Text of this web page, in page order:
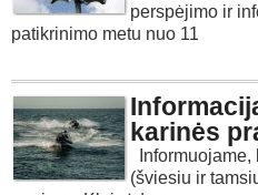
perspėjimo ir
patikrinimo metu nuo 11
karinės
Informuojame,
(šviesiu ir